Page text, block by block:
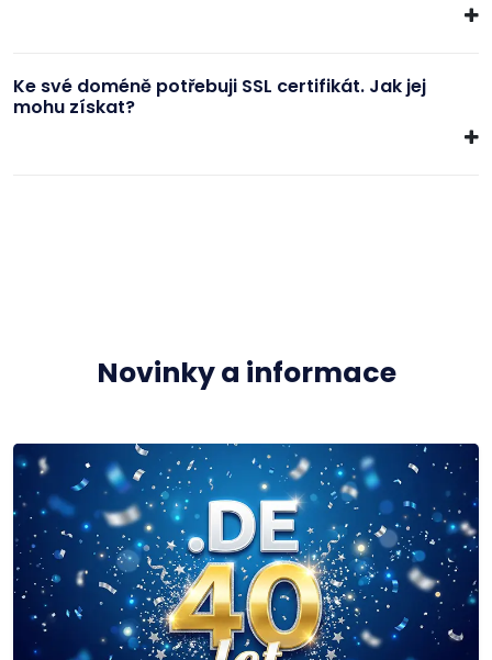
Ke své doméně potřebuji SSL certifikát. Jak jej
mohu získat?
Novinky a informace